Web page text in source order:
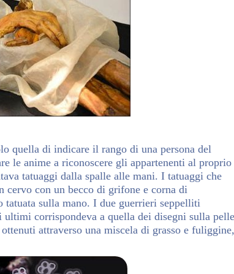
quella di indicare il rango di una persona del
le anime a riconoscere gli appartenenti al proprio
tatuaggi dalla spalle alle mani. I tatuaggi che
con un becco di grifone e corna di
tatuata sulla mano. I due guerrieri seppelliti
corrispondeva a quella dei disegni sulla pelle
attraverso una miscela di grasso e fuliggine,